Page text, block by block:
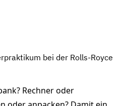
bei der Rolls-Royce
Rechner oder